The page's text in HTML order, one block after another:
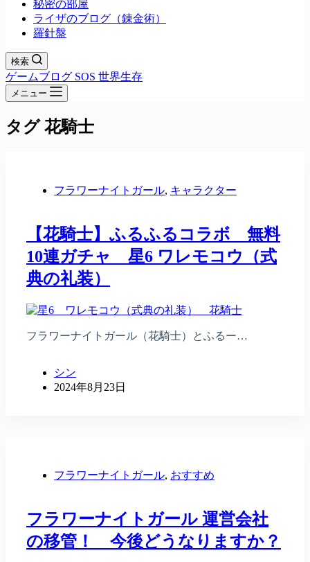
秘密の部屋
ライザのブログ（錬金術）
羅針盤
検索
ゲームブログ SOS 世界生存
メニュー
タグ花騎士
フラワーナイトガール, キャラクター
【花騎士】ふるふるコラボ 無料
10連ガチャ 星6 ワレモコウ（式
典の礼装）
フラワーナイトガール（花騎士）とふるー…
シン
2024年8月23日
フラワーナイトガール, おすすめ
フラワーナイトガール 運営会社
の移管！ 今後どうなりますか？